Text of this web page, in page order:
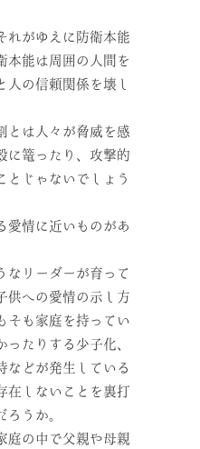
れがゆえに防衛本能
本能は周囲の人間を
人の信頼関係を壊し
とは人々が脅威を感
に篭ったり、攻撃的
とじゃないでしょう
愛情に近いものがあ
なリーダーが育って
供への愛情の示し方
そも家庭を持ってい
ったりする少子化、
などが発生している
在しないことを裏打
ろうか。
庭の中で父親や母親